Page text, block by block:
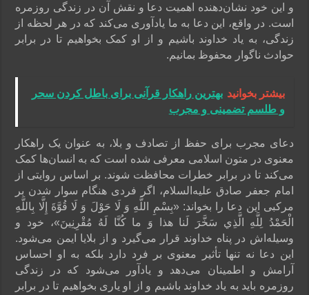
و این خود نشان‌دهنده اهمیت دعا و نقش آن در زندگی روزمره
است. در واقع، این دعا به ما یادآوری می‌کند که در هر لحظه از
زندگی، به یاد خداوند باشیم و از او کمک بخواهیم تا در برابر
حوادث ناگوار محفوظ بمانیم.
بیشتر بخوانید بهترین راهکار قرآنی برای باطل کردن سحر
و طلسم تضمینی و مجرب
دعای مجرب برای حفظ از تصادف و بلا، به عنوان یک راهکار
معنوی در متون اسلامی معرفی شده است که به انسان‌ها کمک
می‌کند تا در برابر خطرات محافظت شوند. بر اساس روایتی از
امام جعفر صادق علیه‌السلام، اگر فردی هنگام سوار شدن بر
مرکبی این دعا را بخواند: «بِسْمِ اللَّهِ وَ لَا حَوْلَ وَ لَا قُوَّةَ إِلَّا بِاللَّهِ
الْحَمْدُ لِلَّهِ الَّذِي سَخَّرَ لَنا هذا وَ ما كُنَّا لَهُ مُقْرِنِينَ»، خود و
وسیله‌اش در پناه خداوند قرار می‌گیرد و از بلایا ایمن می‌شود.
این دعا نه تنها تأثیر معنوی بر فرد دارد بلکه به او احساس
آرامش و اطمینان می‌دهد و یادآور می‌شود که در زندگی
روزمره باید به یاد خداوند باشیم و از او یاری بخواهیم تا در برابر